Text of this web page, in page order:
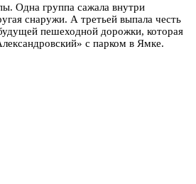
Одна группа сажала внутри
снаружи. А третьей выпала честь
пешеходной дорожки, которая
с парком в Ямке.